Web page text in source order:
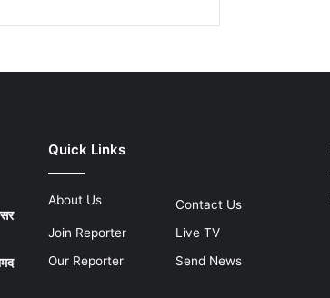
Quick Links
About Us
Contact Us
Join Reporter
Live TV
Our Reporter
Send News